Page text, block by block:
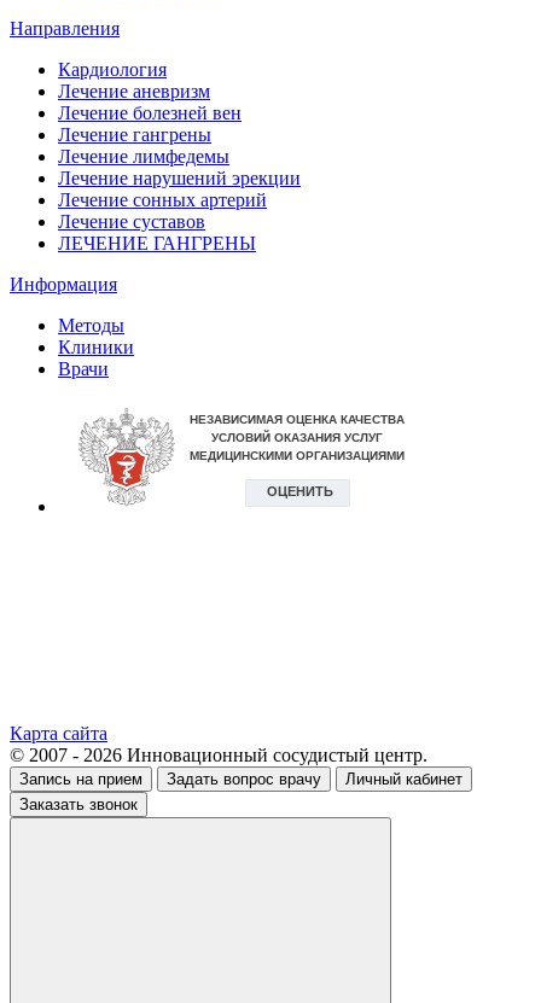
Направления
Кардиология
Лечение аневризм
Лечение болезней вен
Лечение гангрены
Лечение лимфедемы
Лечение нарушений эрекции
Лечение сонных артерий
Лечение суставов
ЛЕЧЕНИЕ ГАНГРЕНЫ
Информация
Методы
Клиники
Врачи
Карта сайта
© 2007 - 2026 Инновационный сосудистый центр.
Запись на прием Задать вопрос врачу
Личный кабинет
Заказать звонок